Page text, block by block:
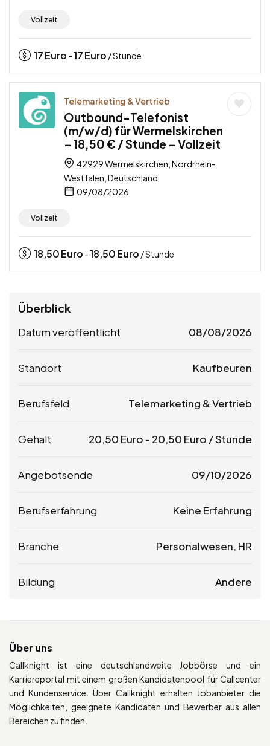
Vollzeit
17Euro -17Euro / Stunde
Telemarketing & Vertrieb
Outbound-Telefonist
(m/w/d) für Wermelskirchen
– 18,50 € / Stunde – Vollzeit
42929 Wermelskirchen, Nordrhein-
Westfalen, Deutschland
09/08/2026
Vollzeit
18,50Euro -18,50Euro / Stunde
Überblick
Datum veröffentlicht 08/08/2026
Standort Kaufbeuren
Berufsfeld Telemarketing & Vertrieb
Gehalt 20,50 Euro - 20,50 Euro / Stunde
Angebotsende 09/10/2026
Berufserfahrung Keine Erfahrung
Branche Personalwesen, HR
Bildung Andere
Über uns
Callknight ist eine deutschlandweite Jobbörse und ein
Karriereportal mit einem großen Kandidatenpool für Callcenter
und Kundenservice. Über Callknight erhalten Jobanbieter die
Möglichkeiten, geeignete Kandidaten und Bewerber aus allen
Bereichen zu finden.